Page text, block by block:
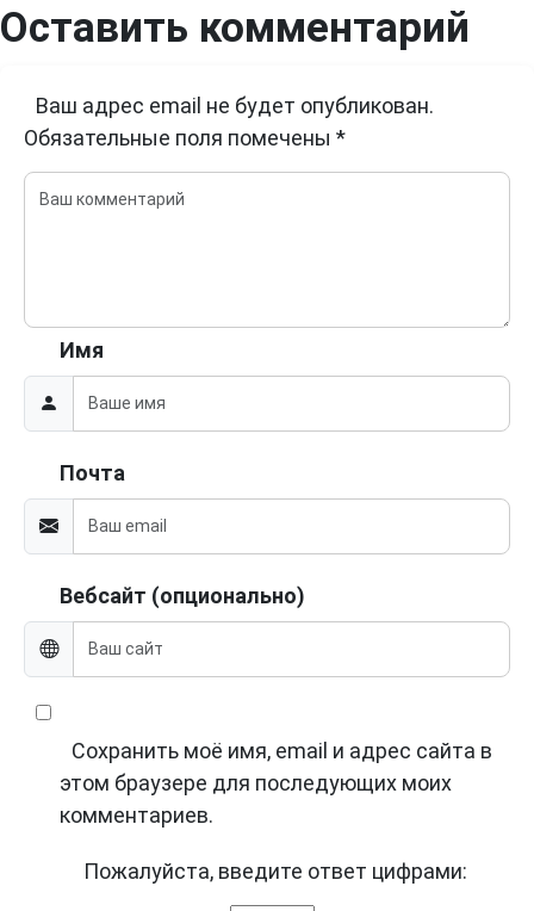
Оставить комментарий
Ваш адрес email не будет опубликован.
Обязательные поля помечены *
Имя
Почта
Вебсайт (опционально)
Сохранить моё имя, email и адрес сайта в
этом браузере для последующих моих
комментариев.
Пожалуйста, введите ответ цифрами: